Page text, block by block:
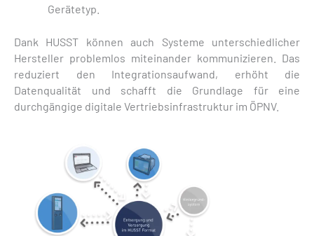
Gerätetyp.
Dank HUSST können auch Systeme unterschiedlicher
Hersteller problemlos miteinander kommunizieren. Das
reduziert den Integrationsaufwand, erhöht die
Datenqualität und schafft die Grundlage für eine
durchgängige digitale Vertriebsinfrastruktur im ÖPNV.